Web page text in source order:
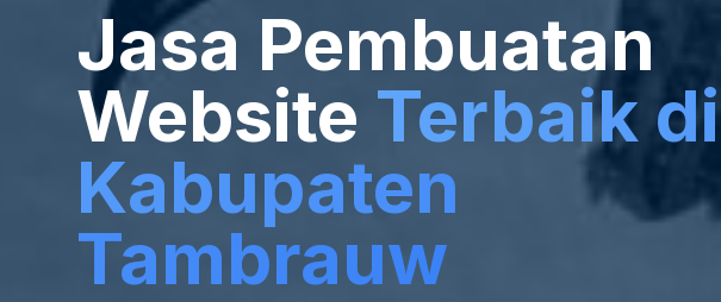
Jasa Pembuatan
Website Terbaik di
Kabupaten
Tambrauw